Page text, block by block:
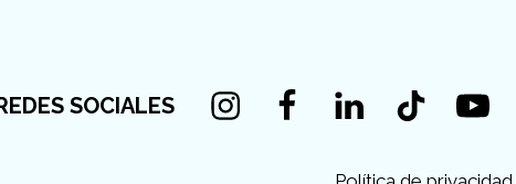
SOCIALES
InstagramFacebookLinkedin Tiktok Youtube